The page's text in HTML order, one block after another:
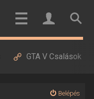
GTA V Csalások
Belépés